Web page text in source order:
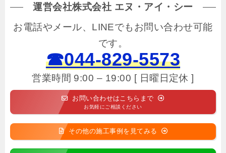
運営会社株式会社 エヌ・アイ・シー
お電話やメール、LINEでもお問い合わせ可能
です。
☎044-829-5573
営業時間 9:00 – 19:00 [ 日曜日定休 ]
お問い合わせはこちらまで
お気軽にご相談ください
その他の施工事例を見てみる